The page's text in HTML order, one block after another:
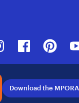
InstagramFacebook
Download the